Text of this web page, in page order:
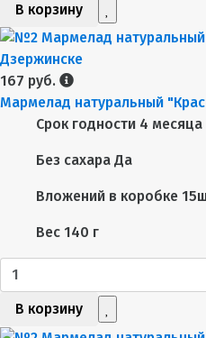
В корзину
167 руб.
Мармелад натуральный
Срок годности 4 месяца
Без сахара Да
Вложений в коробке
Вес 140 г
В корзину